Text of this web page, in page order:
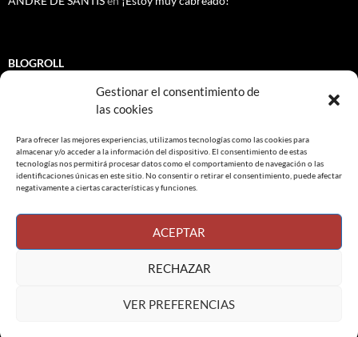
Gestionar el consentimiento de
las cookies
Para ofrecer las mejores experiencias, utilizamos tecnologías como las cookies para
almacenar y/o acceder a la información del dispositivo. El consentimiento de estas
tecnologías nos permitirá procesar datos como el comportamiento de navegación o las
identificaciones únicas en este sitio. No consentir o retirar el consentimiento, puede afectar
negativamente a ciertas características y funciones.
ACEPTAR
RECHAZAR
VER PREFERENCIAS
BLOGROLL
CEDI Psicología. Granada.
Colegio Oficial de Psicología de Bizkaia COPB
Denok Batera. Convivencia en Ikastola Bihotz Gaztea (Santurtzi)
Web Centro Delta
Buscar: